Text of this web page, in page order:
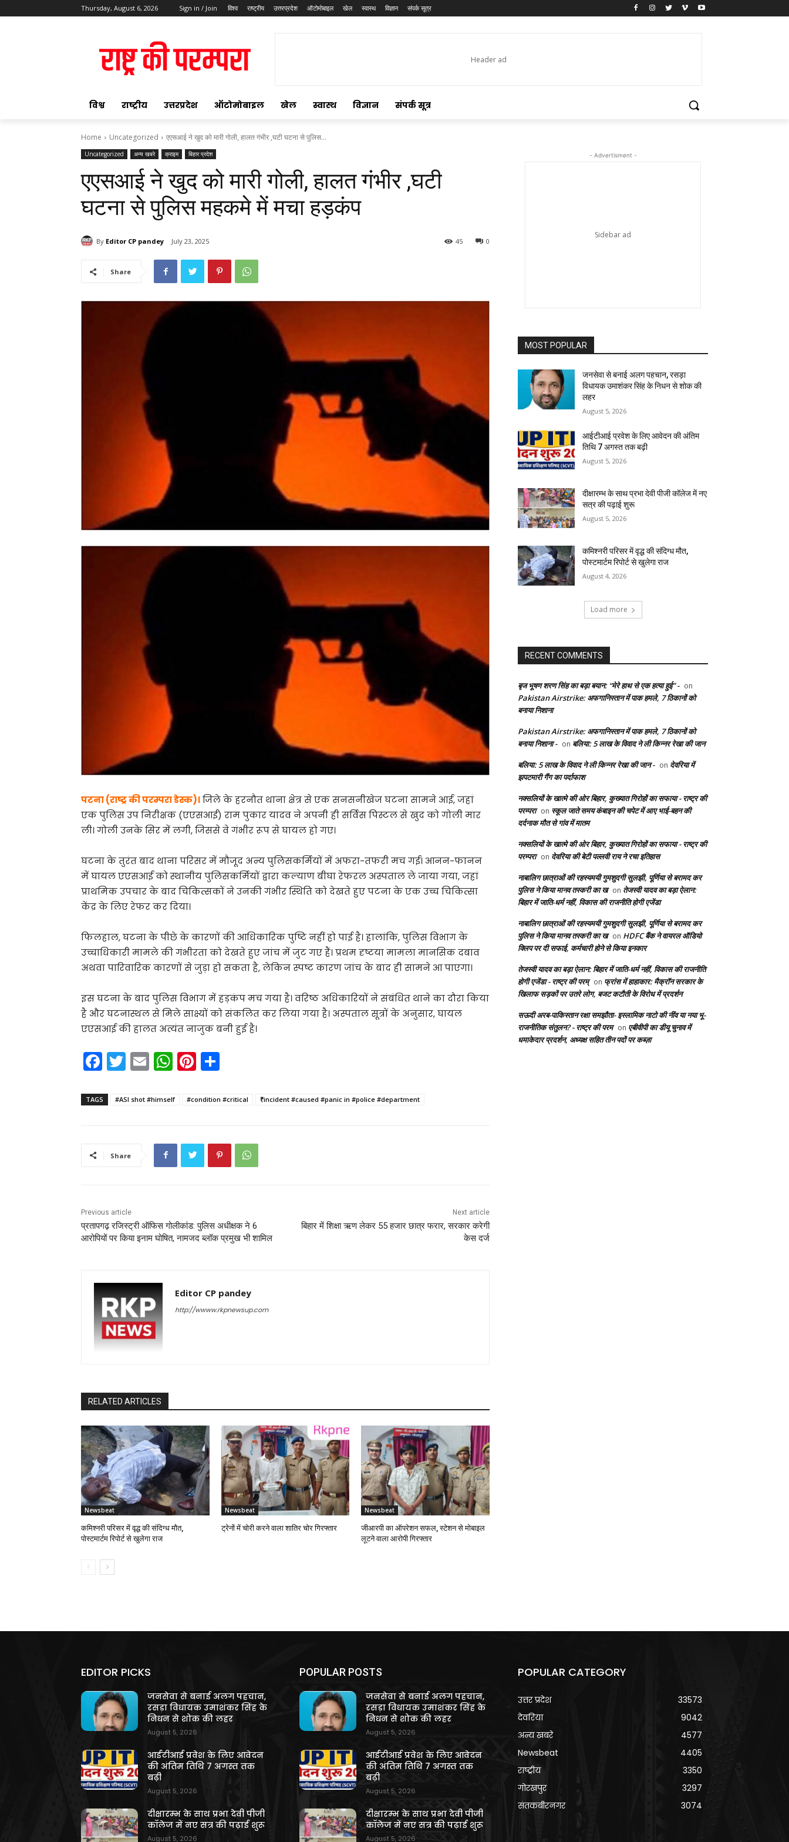
Thursday, August 6, 2026 Sign in / Join विश्व राष्ट्रीय उत्तरप्रदेश ऑटोमोबाइल खेल स्वास्थ विज्ञान संपर्क सूत्र
विश्व राष्ट्रीय उत्तरप्रदेश ऑटोमोबाइल खेल स्वास्थ विज्ञान संपर्क सूत्र
Home Uncategorized एएसआई ने खुद को मारी गोली, हालत गंभीर ,घटी घटना से पुलिस...
Uncategorized अन्य खबरे क्राइम बिहार प्रदेश
एएसआई ने खुद को मारी गोली, हालत गंभीर ,घटी
घटना से पुलिस महकमे में मचा हड़कंप
By Editor CP pandey July 23, 2025 0
45
Share
पटना (राष्ट्र की परम्परा डेस्क)।जिले के हरनौत थाना क्षेत्र से एक सनसनीखेज घटना सामने आई, जहां
एक पुलिस उप निरीक्षक (एएसआई) राम पुकार यादव ने अपनी ही सर्विस पिस्टल से खुद को गोली मार
ली। गोली उनके सिर में लगी, जिससे वे गंभीर रूप से घायल हो गए।
घटना के तुरंत बाद थाना परिसर में मौजूद अन्य पुलिसकर्मियों में अफरा-तफरी मच गई। आनन-फानन
में घायल एएसआई को स्थानीय पुलिसकर्मियों द्वारा कल्याण बीघा रेफरल अस्पताल ले जाया गया, जहां
प्राथमिक उपचार के बाद चिकित्सकों ने उनकी गंभीर स्थिति को देखते हुए पटना के एक उच्च चिकित्सा
केंद्र के लिए रेफर कर दिया।
फिलहाल, घटना के पीछे के कारणों की आधिकारिक पुष्टि नहीं हो पाई है। हालांकि, पुलिस विभाग के
उच्चाधिकारी मामले की गंभीरता को देखते हुए जांच में जुट गए हैं। प्रथम दृष्टया मामला मानसिक दबाव
अथवा पारिवारिक कारणों से जुड़ा हो सकता है, लेकिन स्पष्ट कारण जांच के बाद ही सामने आ पाएगा।
इस घटना के बाद पुलिस विभाग में हड़कंप मच गया है। वरिष्ठ अधिकारियों ने संबंधित थाने का दौरा किया
है और घटनास्थल से मिले साक्ष्यों को संकलित कर लिया गया है। अस्पताल सूत्रों के अनुसार, घायल
एएसआई की हालत अत्यंत नाजुक बनी हुई है।
F
a
c
o
T
w
itt
E
m
ai
W
h
a
p
Pi
nt
er ar
TAGS #ASI shot #himself #condition #critical ₹incident #caused #panic in #police #department
Share
Previous article
प्रतापगढ़ रजिस्ट्री ऑफिस गोलीकांड: पुलिस अधीक्षक ने 6
आरोपियों पर किया इनाम घोषित, नामजद ब्लॉक प्रमुख भी शामिल
Next article
बिहार में शिक्षा ऋण लेकर 55 हजार छात्र फरार, सरकार करेगी
केस दर्ज
Editor CP pandey
http://wwww.rkpnewsup.com
RELATED ARTICLES
Newsbeat
कमिश्नरी परिसर में वृद्ध की संदिग्ध मौत,
पोस्टमार्टम रिपोर्ट से खुलेगा राज
Newsbeat
ट्रेनों में चोरी करने वाला शातिर चोर गिरफ्तार
Newsbeat
जीआरपी का ऑपरेशन सफल, स्टेशन से मोबाइल
लूटने वाला आरोपी गिरफ्तार
- Advertisment -
MOST POPULAR
जनसेवा से बनाई अलग पहचान, रसड़ा
विधायक उमाशंकर सिंह के निधन से शोक की
लहर
August 5, 2026
आईटीआई प्रवेश के लिए आवेदन की अंतिम
तिथि 7 अगस्त तक बढ़ी
August 5, 2026
दीक्षारम्भ के साथ प्रभा देवी पीजी कॉलेज में नए
सत्र की पढ़ाई शुरू
August 5, 2026
कमिश्नरी परिसर में वृद्ध की संदिग्ध मौत,
पोस्टमार्टम रिपोर्ट से खुलेगा राज
August 4, 2026
Load more
RECENT COMMENTS
बृज भूषण शरण सिंह का बड़ा बयान: “मेरे हाथ से एक हत्या हुई” - on
Pakistan Airstrike: अफगानिस्तान में पाक हमले, 7 ठिकानों को
बनाया निशाना
Pakistan Airstrike: अफगानिस्तान में पाक हमले, 7 ठिकानों को
बनाया निशाना - on बलिया: 5 लाख के विवाद ने ली किन्नर रेखा की जान
बलिया: 5 लाख के विवाद ने ली किन्नर रेखा की जान - on देवरिया में
झपटमारी गैंग का पर्दाफाश
नक्सलियों के खात्मे की ओर बिहार, कुख्यात गिरोहों का सफाया - राष्ट्र की
परम्परा on स्कूल जाते समय कंबाइन की चपेट में आए भाई-बहन की
दर्दनाक मौत से गांव में मातम
नक्सलियों के खात्मे की ओर बिहार, कुख्यात गिरोहों का सफाया - राष्ट्र की
परम्परा on देवरिया की बेटी पल्लवी राय ने रचा इतिहास
नाबालिग छात्राओं की रहस्यमयी गुमशुदगी सुलझी, पूर्णिया से बरामद कर
पुलिस ने किया मानव तस्करी का ख on तेजस्वी यादव का बड़ा ऐलान:
बिहार में जाति-धर्म नहीं, विकास की राजनीति होगी एजेंडा
नाबालिग छात्राओं की रहस्यमयी गुमशुदगी सुलझी, पूर्णिया से बरामद कर
पुलिस ने किया मानव तस्करी का ख on HDFC बैंक ने वायरल ऑडियो
क्लिप पर दी सफाई, कर्मचारी होने से किया इनकार
तेजस्वी यादव का बड़ा ऐलान: बिहार में जाति-धर्म नहीं, विकास की राजनीति
होगी एजेंडा - राष्ट्र की परम् on फ्रांस में हाहाकार: मैक्रॉन सरकार के
खिलाफ सड़कों पर उतरे लोग, बजट कटौती के विरोध में प्रदर्शन
सऊदी अरब-पाकिस्तान रक्षा समझौता- इस्लामिक नाटो की नींव या नया भू-
राजनीतिक संतुलन? - राष्ट्र की परम on एबीवीपी का डीयू चुनाव में
धमाकेदार प्रदर्शन, अध्यक्ष सहित तीन पदों पर कब्ज़ा
EDITOR PICKS
जनसेवा से बनाई अलग पहचान,
रसड़ा विधायक उमाशंकर सिंह के
निधन से शोक की लहर
August 5, 2026
आईटीआई प्रवेश के लिए आवेदन
की अंतिम तिथि 7 अगस्त तक
बढ़ी
August 5, 2026
दीक्षारम्भ के साथ प्रभा देवी पीजी
कॉलेज में नए सत्र की पढ़ाई शुरू
August 5, 2026
POPULAR POSTS
जनसेवा से बनाई अलग पहचान,
रसड़ा विधायक उमाशंकर सिंह के
निधन से शोक की लहर
August 5, 2026
आईटीआई प्रवेश के लिए आवेदन
की अंतिम तिथि 7 अगस्त तक
बढ़ी
August 5, 2026
दीक्षारम्भ के साथ प्रभा देवी पीजी
कॉलेज में नए सत्र की पढ़ाई शुरू
August 5, 2026
POPULAR CATEGORY
उत्तर प्रदेश
33573
देवरिया
9042
अन्य खबरे
4577
Newsbeat
4405
राष्ट्रीय
3350
गोरखपुर
3297
संतकबीरनगर
3074